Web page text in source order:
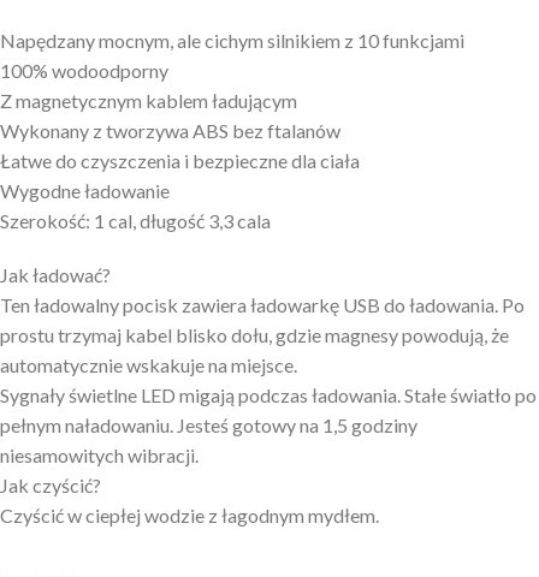
Napędzany mocnym, ale cichym silnikiem z 10 funkcjami
100% wodoodporny
Z magnetycznym kablem ładującym
Wykonany z tworzywa ABS bez ftalanów
Łatwe do czyszczenia i bezpieczne dla ciała
Wygodne ładowanie
Szerokość: 1 cal, długość 3,3 cala
Jak ładować?
Ten ładowalny pocisk zawiera ładowarkę USB do ładowania. Po
prostu trzymaj kabel blisko dołu, gdzie magnesy powodują, że
automatycznie wskakuje na miejsce.
Sygnały świetlne LED migają podczas ładowania. Stałe światło po
pełnym naładowaniu. Jesteś gotowy na 1,5 godziny
niesamowitych wibracji.
Jak czyścić?
Czyścić w ciepłej wodzie z łagodnym mydłem.